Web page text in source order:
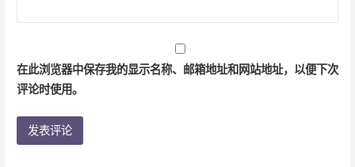
在此浏览器中保存我的显示名称、邮箱地址和网站地址，以便下次
评论时使用。